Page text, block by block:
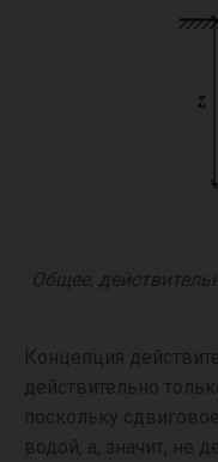
Общее,
Концепция
действительно
поскольку
водой, а, значит, не